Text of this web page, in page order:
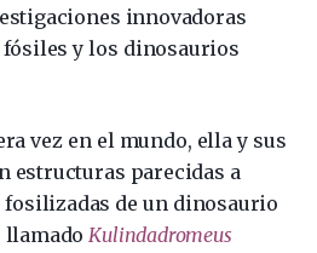
innovadoras
y los dinosaurios
vez en el mundo, ella y sus
estructuras parecidas a
de un dinosaurio
llamadoKulindadromeus